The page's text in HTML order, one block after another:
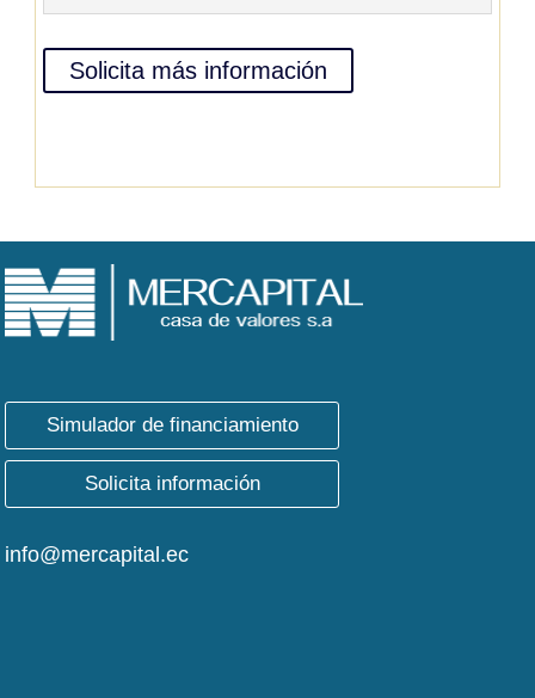
Solicita más información
Simulador de financiamiento
Solicita información
info@mercapital.ec